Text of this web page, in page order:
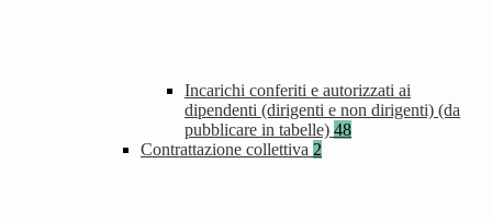
Incarichi conferiti e autorizzati ai
dipendenti (dirigenti e non dirigenti) (da
pubblicare in tabelle) 48
Contrattazione collettiva 2